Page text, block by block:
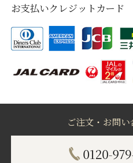
お支払いクレジットカード
ご注文・お問
0120-